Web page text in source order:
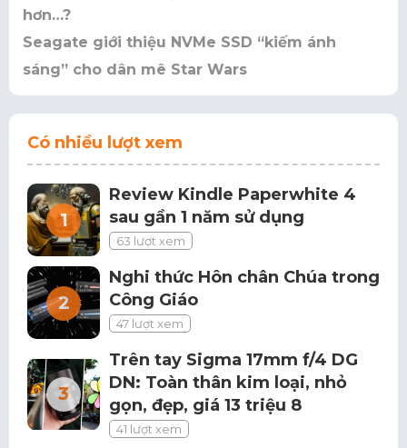
hơn…?
Seagate giới thiệu NVMe SSD “kiếm ánh
sáng” cho dân mê Star Wars
Có nhiều lượt xem
Review Kindle Paperwhite 4
sau gần 1 năm sử dụng
63 lượt xem
Nghi thức Hôn chân Chúa trong
Công Giáo
47 lượt xem
Trên tay Sigma 17mm f/4 DG
DN: Toàn thân kim loại, nhỏ
gọn, đẹp, giá 13 triệu 8
41 lượt xem